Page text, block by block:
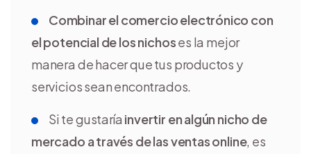
Combinar el comercio electrónico con
el potencial de los nichoses la mejor
manera de hacer que tus productos y
servicios sean encontrados.
Si te gustaría invertir en algún nicho de
mercado a través de las ventas online, es